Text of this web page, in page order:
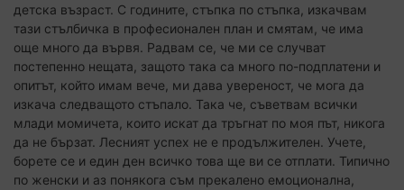
детска възраст. С годините, стъпка по стъпка, изкачвам
тази стълбичка в професионален план и смятам, че има
още много да вървя. Радвам се, че ми се случват
постепенно нещата, защото така са много по-подплатени и
опитът, който имам вече, ми дава увереност, че мога да
изкача следващото стъпало. Така че, съветвам всички
млади момичета, които искат да тръгнат по моя път, никога
да не бързат. Лесният успех не е продължителен. Учете,
борете се и един ден всичко това ще ви се отплати. Типично
по женски и аз понякога съм прекалено емоционална,